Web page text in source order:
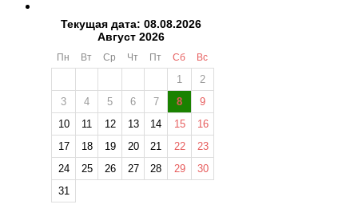
Текущая дата: 08.08.2026
Август 2026
Пн Вт Ср Чт Пт Сб Вс
1
2
3
4 5 6 7 8
9
10
11 12 13 14 15
16
17
18 19 20 21 22
23
24
25 26 27 28 29
30
31